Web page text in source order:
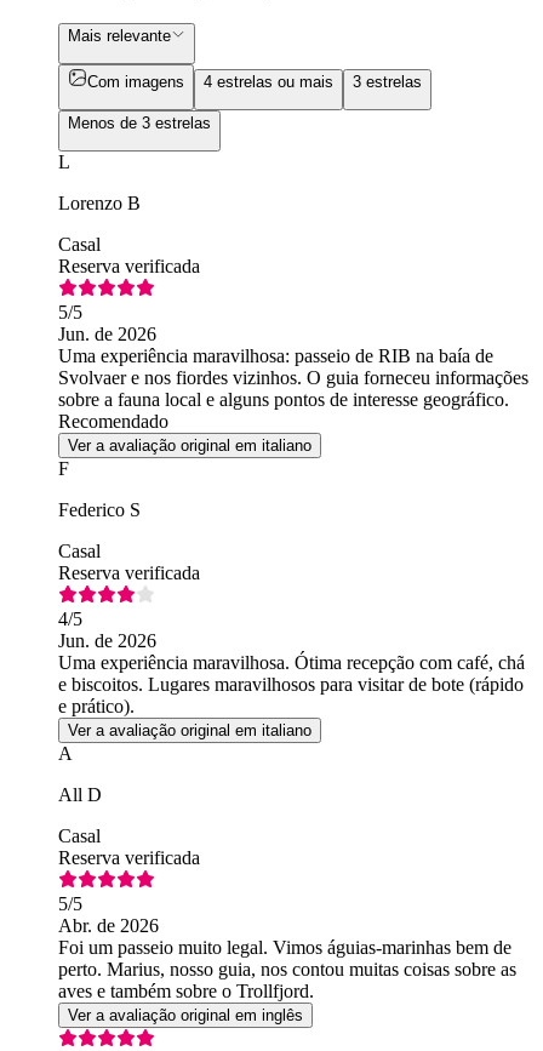
Mais relevante
Com imagens 4 estrelas ou mais 3 estrelas
Menos de 3 estrelas
L
Lorenzo B
Casal
Reserva verificada
5/5
Jun. de 2026
Uma experiência maravilhosa: passeio de RIB na baía de
Svolvaer e nos fiordes vizinhos. O guia forneceu informações
sobre a fauna local e alguns pontos de interesse geográfico.
Recomendado
Ver a avaliação original em italiano
F
Federico S
Casal
Reserva verificada
4/5
Jun. de 2026
Uma experiência maravilhosa. Ótima recepção com café, chá
e biscoitos. Lugares maravilhosos para visitar de bote (rápido
e prático).
Ver a avaliação original em italiano
A
All D
Casal
Reserva verificada
5/5
Abr. de 2026
Foi um passeio muito legal. Vimos águias-marinhas bem de
perto. Marius, nosso guia, nos contou muitas coisas sobre as
aves e também sobre o Trollfjord.
Ver a avaliação original em inglês